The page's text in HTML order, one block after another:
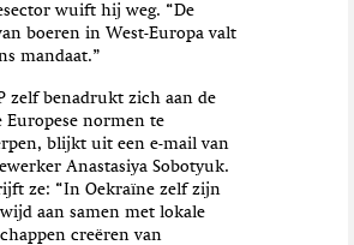
wuift hij weg. “De
boeren in West-Europa valt
mandaat.”
zelf benadrukt zich aan de
Europese normen te
blijkt uit een e-mail van
Anastasiya Sobotyuk.
ze: “In Oekraïne zelf zijn
aan samen met lokale
creëren van